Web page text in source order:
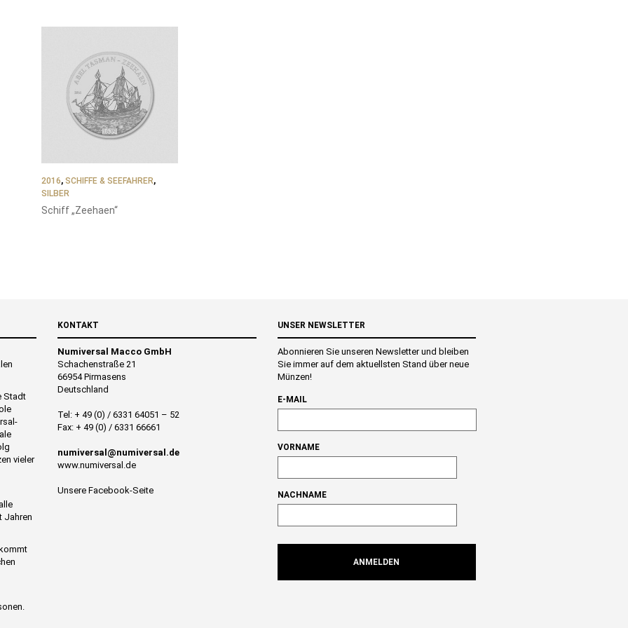
2016, SCHIFFE & SEEFAHRER,
SILBER
Schiff „Zeehaen“
Stadt
vieler
Jahren
KONTAKT
Numiversal Macco GmbH
Schachenstraße 21
66954 Pirmasens
Deutschland
Tel: + 49 (0) / 6331 64051 – 52
Fax: + 49 (0) / 6331 66661
numiversal@numiversal.de
www.numiversal.de
Unsere Facebook-Seite
UNSER NEWSLETTER
Abonnieren Sie unseren Newsletter und bleiben
Sie immer auf dem aktuellsten Stand über neue
Münzen!
E-MAIL
VORNAME
NACHNAME
ANMELDEN